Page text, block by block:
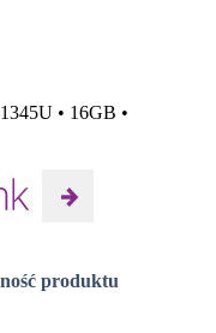
• 16GB •
produktu